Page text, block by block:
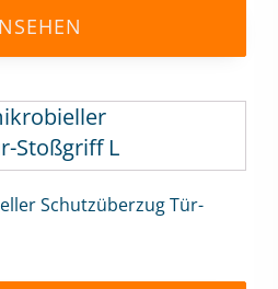
Schutzüberzug Tür-